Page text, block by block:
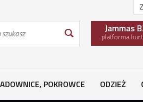
Jammas
platforma
POKROWCE ODZIEŻ